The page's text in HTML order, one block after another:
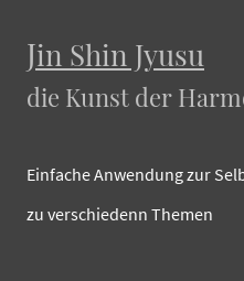
Jin Shin Jyusu
die Kunst der
Einfache Anwendung zur
zu verschiedenn